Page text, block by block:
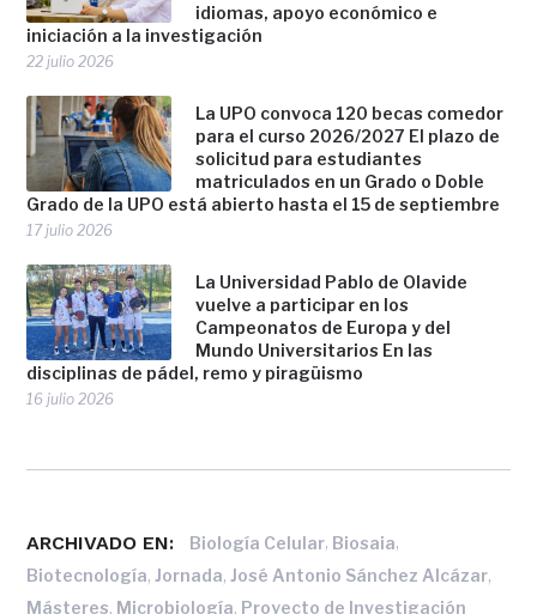
idiomas, apoyo económico e
iniciación a la investigación
22 julio 2026
La UPO convoca 120 becas comedor
para el curso 2026/2027 El plazo de
solicitud para estudiantes
matriculados en un Grado o Doble
Grado de la UPO está abierto hasta el 15 de septiembre
17 julio 2026
La Universidad Pablo de Olavide
vuelve a participar en los
Campeonatos de Europa y del
Mundo Universitarios En las
disciplinas de pádel, remo y piragüismo
16 julio 2026
ARCHIVADO EN: Biología Celular, Biosaia,
Biotecnología,Jornada,José Antonio Sánchez Alcázar,
Másteres, Microbiología, Proyecto de Investigación